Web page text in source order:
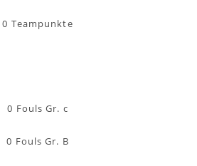
0 Teampunkte
0 Fouls Gr. c
0 Fouls Gr. B